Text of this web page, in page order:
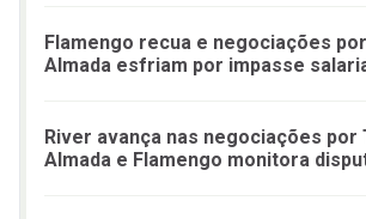
Flamengo recua e negociações
Almada esfriam por impasse
River avança nas negociações por
Almada e Flamengo monitora